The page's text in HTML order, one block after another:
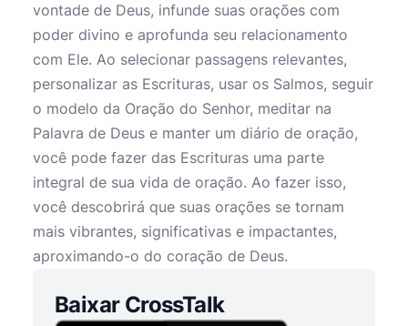
vontade de Deus, infunde suas orações com
poder divino e aprofunda seu relacionamento
com Ele. Ao selecionar passagens relevantes,
personalizar as Escrituras, usar os Salmos, seguir
o modelo da Oração do Senhor, meditar na
Palavra de Deus e manter um diário de oração,
você pode fazer das Escrituras uma parte
integral de sua vida de oração. Ao fazer isso,
você descobrirá que suas orações se tornam
mais vibrantes, significativas e impactantes,
aproximando-o do coração de Deus.
Baixar CrossTalk